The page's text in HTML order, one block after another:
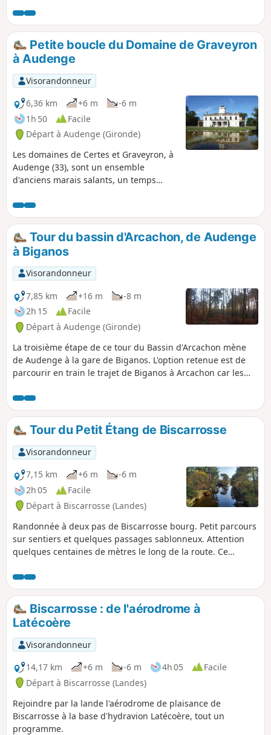
Petite boucle du Domaine de Graveyron
à Audenge
Visorandonneur
6,36 km
+6 m
-6 m
1h 50
Facile
Départ à Audenge (Gironde)
Les domaines de Certes et Graveyron, à
Audenge (33), sont un ensemble
d'anciens marais salants, un temps
dans le bassin d'Arcachon. Aujourd'hui
réserve naturelle, c'est un lieu unique
pour observer la nature et surtout les
oiseaux. La petite boucle proposée vous
permettra de découvrir agréablement
ces lieux.
Tour du bassin d'Arcachon, de Audenge
à Biganos
Visorandonneur
7,85 km
+16 m
-8 m
2h 15
Facile
Départ à Audenge (Gironde)
La troisième étape de ce tour du Bassin d'Arcachon mène
de Audenge à la gare de Biganos. L'option retenue est de
parcourir en train le trajet de Biganos à Arcachon car les
choisie (décembre).Le parcours est uniquement sur route
avec une agréable traversée de forêt composée de feuillus
variés. Biganos est une ville plus importante que les
différents bourgs traversés précédemment et ne présente
pas de charme particulier à l'exception du port.
Tour du Petit Étang de Biscarrosse
Visorandonneur
7,15 km
+6 m
-6 m
2h 05
Facile
Départ à Biscarrosse (Landes)
Randonnée à deux pas de Biscarrosse bourg. Petit parcours
sur sentiers et quelques passages sablonneux. Attention
quelques centaines de mètres le long de la route. Ce
Biscarrosse sur des chemins ombragés.
Biscarrosse : de l'aérodrome à
Latécoère
Visorandonneur
14,17 km
+6 m -6 m 4h 05
Facile
Départ à Biscarrosse (Landes)
Rejoindre par la lande l'aérodrome de plaisance de
Biscarrosse à la base d'hydravion Latécoère, tout un
programme.